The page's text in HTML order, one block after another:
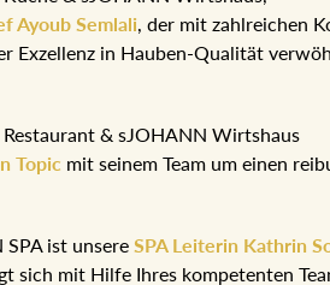
Ayoub Semlali, der mit zahlreichen
Exzellenz in Hauben-Qualität
& sJOHANN Wirtshaus
Topic mit seinem Team um einen
ist unsere SPA Leiterin Kathrin
sich mit Hilfe Ihres kompetenten